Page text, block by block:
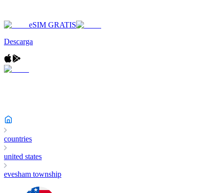
eSIM GRATIS
Descarga
countries
united states
evesham township